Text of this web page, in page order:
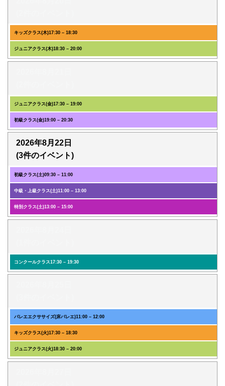
キッズクラス(木)17:30 – 18:30
ジュニアクラス(木)18:30 – 20:00
ジュニアクラス(金)17:30 – 19:00
初級クラス(金)19:00 – 20:30
2026年8月22日
(3件のイベント)
初級クラス(土)09:30 – 11:00
中級・上級クラス(土)11:00 – 13:00
特別クラス(土)13:00 – 15:00
コンクールクラス17:30 – 19:30
バレエエクササイズ(床バレエ)11:00 – 12:00
キッズクラス(火)17:30 – 18:30
ジュニアクラス(火)18:30 – 20:00